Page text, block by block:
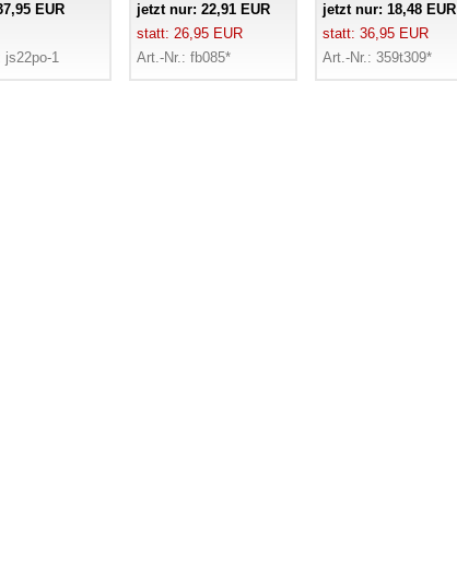
EUR
js22po-1
jetzt nur: 22,91 EUR
statt: 26,95 EUR
Art.-Nr.: fb085*
jetzt nur: 18,48 EUR
statt: 36,95 EUR
Art.-Nr.: 359t309*